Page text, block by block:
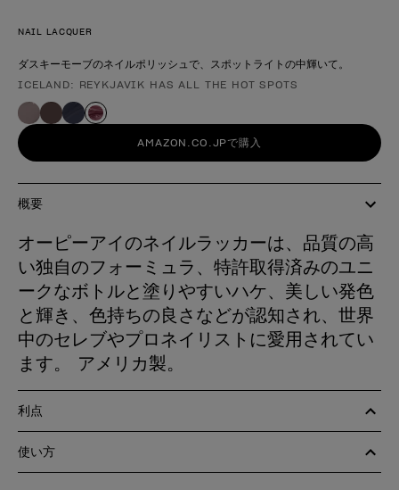
NAIL LACQUER
ダスキーモーブのネイルポリッシュで、スポットライトの中輝いて。
製品形態
ICELAND: REYKJAVIK HAS ALL THE HOT SPOTS
AMAZON.CO.JPで購入
概要
オーピーアイのネイルラッカーは、品質の高
い独自のフォーミュラ、特許取得済みのユニ
ークなボトルと塗りやすいハケ、美しい発色
と輝き、色持ちの良さなどが認知され、世界
中のセレブやプロネイリストに愛用されてい
ます。 アメリカ製。
利点
使い方